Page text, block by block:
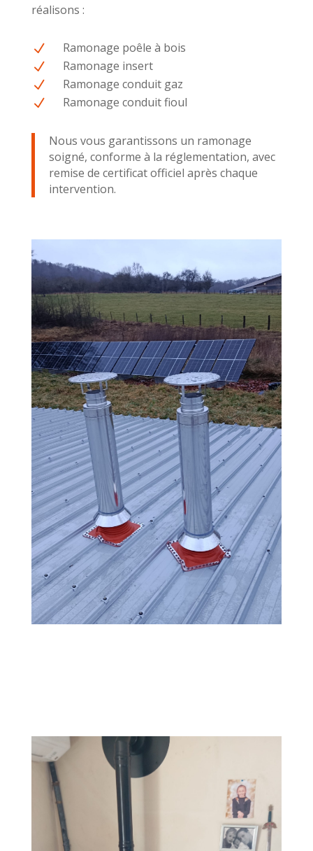
réalisons :
N Ramonage poêle à bois
N Ramonage insert
N Ramonage conduit gaz
N Ramonage conduit fioul
Nous vous garantissons un ramonage
soigné, conforme à la réglementation, avec
remise de certificat officiel après chaque
intervention.